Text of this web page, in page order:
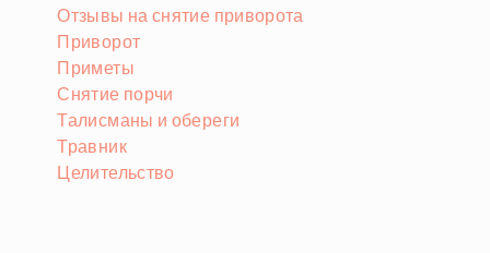
Отзывы на снятие приворота
Приворот
Приметы
Снятие порчи
Талисманы и обереги
Травник
Целительство